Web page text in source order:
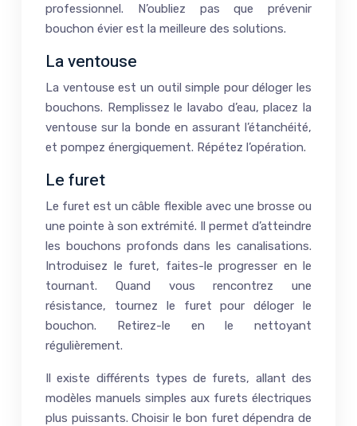
professionnel. N’oubliez pas que prévenir
bouchon évier est la meilleure des solutions.
La ventouse
La ventouse est un outil simple pour déloger les
bouchons. Remplissez le lavabo d’eau, placez la
ventouse sur la bonde en assurant l’étanchéité,
et pompez énergiquement. Répétez l’opération.
Le furet
Le furet est un câble flexible avec une brosse ou
une pointe à son extrémité. Il permet d’atteindre
les bouchons profonds dans les canalisations.
Introduisez le furet, faites-le progresser en le
tournant. Quand vous rencontrez une
résistance, tournez le furet pour déloger le
bouchon. Retirez-le en le nettoyant
régulièrement.
Il existe différents types de furets, allant des
modèles manuels simples aux furets électriques
plus puissants. Choisir le bon furet dépendra de